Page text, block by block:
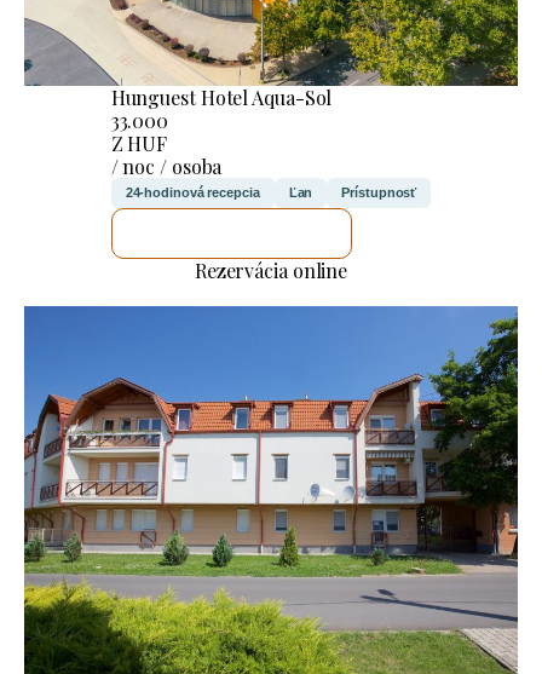
Hunguest Hotel Aqua-Sol
33.000
Z HUF
/ noc / osoba
24-hodinová recepcia Ľan Prístupnosť
Rezervácia online